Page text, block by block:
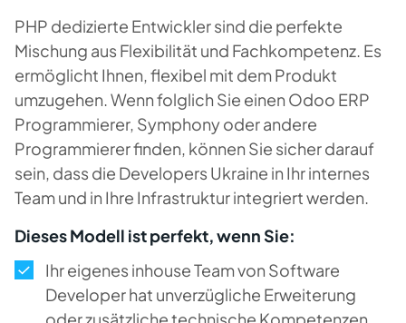
PHP dedizierte Entwickler sind die perfekte
Mischung aus Flexibilität und Fachkompetenz. Es
ermöglicht Ihnen, flexibel mit dem Produkt
umzugehen. Wenn folglich Sie einen Odoo ERP
Programmierer, Symphony oder andere
Programmierer finden, können Sie sicher darauf
sein, dass die Developers Ukraine in Ihr internes
Team und in Ihre Infrastruktur integriert werden.
Dieses Modell ist perfekt, wenn Sie:
Ihr eigenes inhouse Team von Software
Developer hat unverzügliche Erweiterung